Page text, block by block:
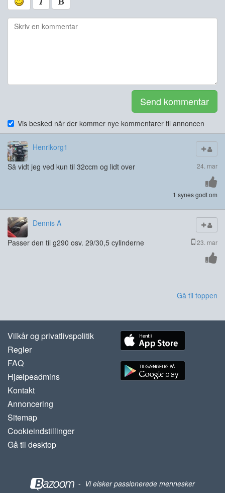
Send kommentar
Vis besked når der kommer nye kommentarer til annoncen
Henrikorg1
24. mar
Så vidt jeg ved kun til 32ccm og lidt over
1 synes godt om
Dennis A
23. mar
Passer den til g290 osv. 29/30,5 cylinderne
Gå til toppen
Vilkår og privatlivspolitik
Regler
FAQ
Hjælpeadmins
Kontakt
Annoncering
Sitemap
Cookieindstillinger
Gå til desktop
- Vi elsker passionerede mennesker